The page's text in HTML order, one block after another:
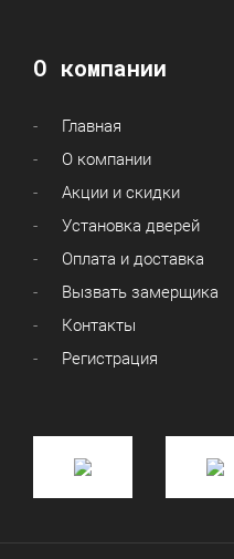
О компании
Главная
О компании
Акции и скидки
Установка дверей
Оплата и доставка
Вызвать замерщика
Контакты
Регистрация